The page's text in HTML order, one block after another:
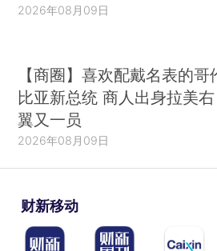
2026年08月09日
【商圈】喜欢配戴名表的哥
比亚新总统 商人出身拉美右
翼又一员
2026年08月09日
财新移动